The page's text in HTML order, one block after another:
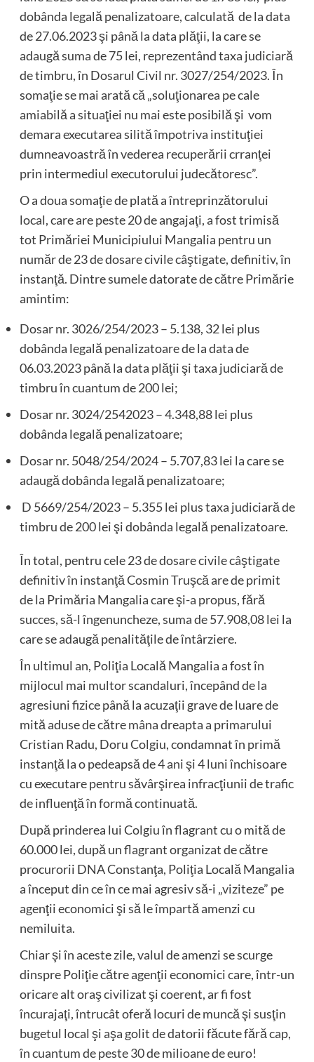
dobânda legală penalizatoare, calculată de la data
de 27.06.2023 şi până la data plăţii, la care se
adaugă suma de 75 lei, reprezentând taxa judiciară
de timbru, în Dosarul Civil nr. 3027/254/2023. În
somaţie se mai arată că „soluţionarea pe cale
amiabilă a situaţiei nu mai este posibilă şi vom
demara executarea silită împotriva instituţiei
dumneavoastră în vederea recuperării crranţei
prin intermediul executorului judecătoresc”.
O a doua somaţie de plată a întreprinzătorului
local, care are peste 20 de angajaţi, a fost trimisă
tot Primăriei Municipiului Mangalia pentru un
număr de 23 de dosare civile câştigate, definitiv, în
instanţă. Dintre sumele datorate de către Primărie
amintim:
Dosar nr. 3026/254/2023 – 5.138, 32 lei plus
dobânda legală penalizatoare de la data de
06.03.2023 până la data plăţii şi taxa judiciară de
timbru în cuantum de 200 lei;
Dosar nr. 3024/2542023 – 4.348,88 lei plus
dobânda legală penalizatoare;
Dosar nr. 5048/254/2024 – 5.707,83 lei la care se
adaugă dobânda legală penalizatoare;
D 5669/254/2023 – 5.355 lei plus taxa judiciară de
timbru de 200 lei şi dobânda legală penalizatoare.
În total, pentru cele 23 de dosare civile câştigate
definitiv în instanţă Cosmin Truşcă are de primit
de la Primăria Mangalia care şi-a propus, fără
succes, să-l îngenuncheze, suma de 57.908,08 lei la
care se adaugă penalităţile de întârziere.
În ultimul an, Poliţia Locală Mangalia a fost în
mijlocul mai multor scandaluri, începând de la
agresiuni fizice până la acuzaţii grave de luare de
mită aduse de către mâna dreapta a primarului
Cristian Radu, Doru Colgiu, condamnat în primă
instanţă la o pedeapsă de 4 ani şi 4 luni închisoare
cu executare pentru săvârşirea infracţiunii de trafic
de influenţă în formă continuată.
După prinderea lui Colgiu în flagrant cu o mită de
60.000 lei, după un flagrant organizat de către
procurorii DNA Constanţa, Poliţia Locală Mangalia
a început din ce în ce mai agresiv să-i „viziteze” pe
agenţii economici şi să le împartă amenzi cu
nemiluita.
Chiar şi în aceste zile, valul de amenzi se scurge
dinspre Poliţie către agenţii economici care, într-un
oricare alt oraş civilizat şi coerent, ar fi fost
încurajaţi, întrucât oferă locuri de muncă şi susţin
bugetul local şi aşa golit de datorii făcute fără cap,
în cuantum de peste 30 de milioane de euro!